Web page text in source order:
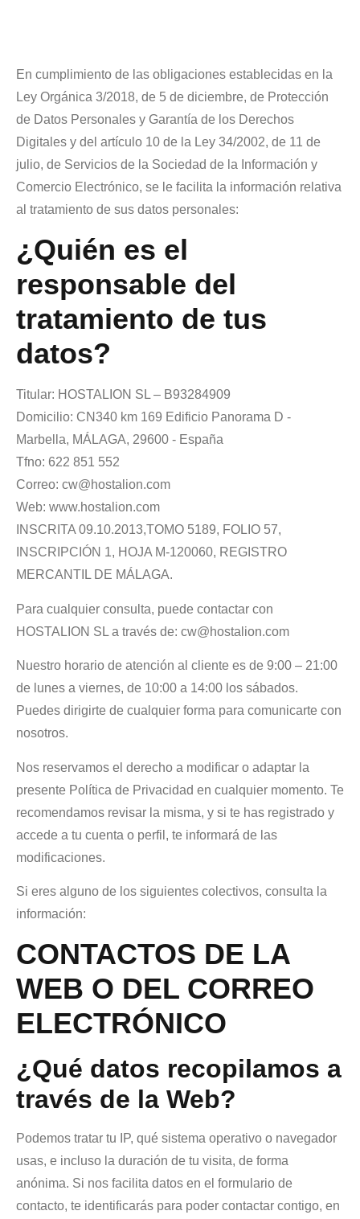
En cumplimiento de las obligaciones establecidas en la
Ley Orgánica 3/2018, de 5 de diciembre, de Protección
de Datos Personales y Garantía de los Derechos
Digitales y del artículo 10 de la Ley 34/2002, de 11 de
julio, de Servicios de la Sociedad de la Información y
Comercio Electrónico, se le facilita la información relativa
al tratamiento de sus datos personales:
¿Quién es el
responsable del
tratamiento de tus
datos?
Titular: HOSTALION SL – B93284909
Domicilio: CN340 km 169 Edificio Panorama D -
Marbella, MÁLAGA, 29600 - España
Tfno: 622 851 552
Correo: cw@hostalion.com
Web: www.hostalion.com
INSCRITA 09.10.2013,TOMO 5189, FOLIO 57,
INSCRIPCIÓN 1, HOJA M-120060, REGISTRO
MERCANTIL DE MÁLAGA.
Para cualquier consulta, puede contactar con
HOSTALION SL a través de: cw@hostalion.com
Nuestro horario de atención al cliente es de 9:00 – 21:00
de lunes a viernes, de 10:00 a 14:00 los sábados.
Puedes dirigirte de cualquier forma para comunicarte con
nosotros.
Nos reservamos el derecho a modificar o adaptar la
presente Política de Privacidad en cualquier momento. Te
recomendamos revisar la misma, y si te has registrado y
accede a tu cuenta o perfil, te informará de las
modificaciones.
Si eres alguno de los siguientes colectivos, consulta la
información:
CONTACTOS DE LA
WEB O DEL CORREO
ELECTRÓNICO
¿Qué datos recopilamos a
través de la Web?
Podemos tratar tu IP, qué sistema operativo o navegador
usas, e incluso la duración de tu visita, de forma
anónima. Si nos facilita datos en el formulario de
contacto, te identificarás para poder contactar contigo, en